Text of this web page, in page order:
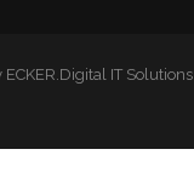
IT Solutions